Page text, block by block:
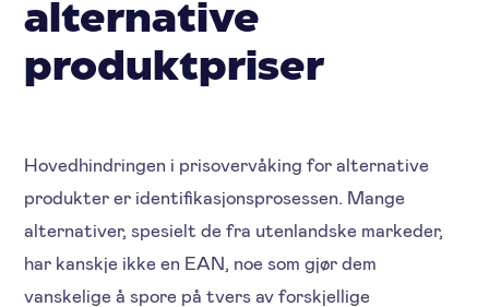
alternative
produktpriser
Hovedhindringen i prisovervåking for alternative
produkter er identifikasjonsprosessen. Mange
alternativer, spesielt de fra utenlandske markeder,
har kanskje ikke en EAN, noe som gjør dem
vanskelige å spore på tvers av forskjellige